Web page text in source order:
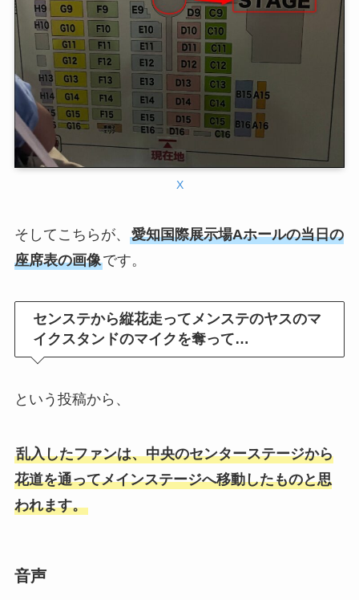
X
そしてこちらが、 愛知国際展示場Aホールの当日の
座席表の画像です。
センステから縦花走ってメンステのヤスのマ
イクスタンドのマイクを奪って…
という投稿から、
乱入したファンは、中央のセンターステージから
花道を通ってメインステージへ移動したものと思
われます。
音声